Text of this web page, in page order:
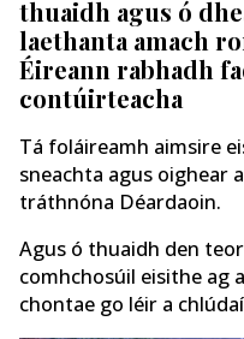
thuaidh agus ó
laethanta amach
Éireann rabhadh
contúirteacha
Tá foláireamh aimsire
sneachta agus oighear
tráthnóna Déardaoin.
Agus ó thuaidh den
comhchosúil eisithe ag
chontae go léir a